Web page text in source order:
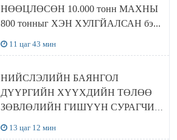
НӨӨЦЛӨСӨН 10.000 тонн МАХНЫ
800 тонныг ХЭН ХУЛГЙАЛСАН бэ...
11 цаг 43 мин
НИЙСЛЭЛИЙН БАЯНГОЛ
ДҮҮРГИЙН ХҮҮХДИЙН ТӨЛӨӨ
ЗӨВЛӨЛИЙН ГИШҮҮН СУРАГЧИД
13 цаг 12 мин